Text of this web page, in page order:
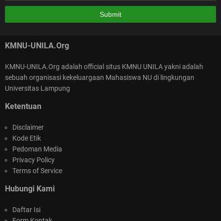
SELAMAT ATAS TEPILIHNYA KEPENGURUSAN
Berdampak di Bulan Suci Ramadan
Kalao gitu buat Qur'an yg baru aja selama itu hasanah,,,
KMNU-UNILA.Org
KMNU-UNILA.Org adalah official situs KMNU UNILA yakni adalah
sebuah organisasi kekeluargaan Mahasiswa NU di lingkungan
Universitas Lampung
Ketentuan
Disclaimer
Kode Etik
Pedoman Media
Privacy Policy
Terms of Service
Hubungi Kami
Daftar Isi